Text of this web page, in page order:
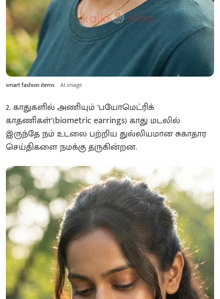
smart fashion items AI image
2. காதுகளில் அணியும் ‘பயோமெட்ரிக்
காதணிகள்’(biometric earrings) காது மடலில்
இருந்தே நம் உடலை பற்றிய துல்லியமான சுகாதார
செய்திகளை நமக்கு தருகின்றன.